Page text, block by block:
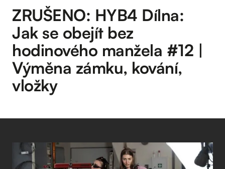
ZRUŠENO: HYB4 Dílna:
Jak se obejít bez
hodinového manžela #12 |
Výměna zámku, kování,
vložky